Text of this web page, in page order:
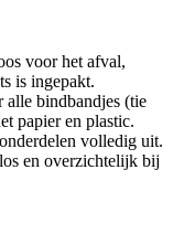
voor het afval,
is ingepakt.
alle bindbandjes (tie
papier en plastic.
volledig uit.
en overzichtelijk bij